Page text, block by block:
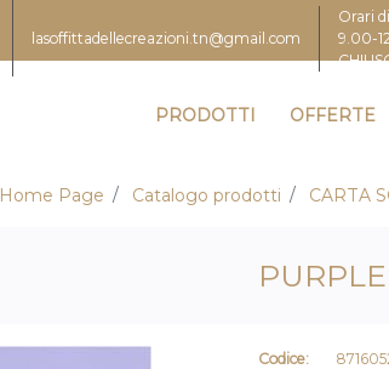
lasoffittadellecreazioni.tn@gmail.com
Orari
9.00-
PRODOTTI OFFERTE
Home Page Catalogo prodotti CARTA
PURPLE
Codice: